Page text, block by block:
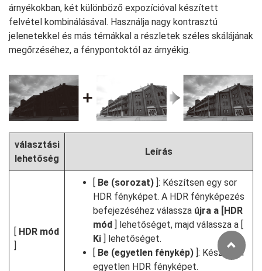
árnyékokban, két különböző expozícióval készített
felvétel kombinálásával. Használja nagy kontrasztú
jelenetekkel és más témákkal a részletek széles skálájának
megőrzéséhez, a fénypontoktól az árnyékig.
választási
lehetőség
Leírás
[ HDR mód
]
[ Be (sorozat) ]: Készítsen egy sor
HDR fényképet. A HDR fényképezés
befejezéséhez válassza újra a [HDR
mód ] lehetőséget, majd válassza a [
Ki ] lehetőséget.
[ Be (egyetlen fénykép) ]: Készítsen
egyetlen HDR fényképet.